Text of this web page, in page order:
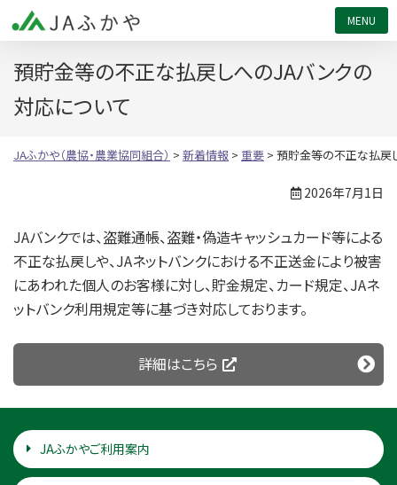
預貯金等の不正な払戻しへのJAバンクの
対応について
JAふかや（農協・農業協同組合） > 新着情報 > 重要 > 預貯金等の不正な払戻
2026年7月1日
JAバンクでは、盗難通帳、盗難・偽造キャッシュカード等による
不正な払戻しや、JAネットバンクにおける不正送金により被害
にあわれた個人のお客様に対し、貯金規定、カード規定、JAネ
ットバンク利用規定等に基づき対応しております。
詳細はこちら
JAふかやご利用案内